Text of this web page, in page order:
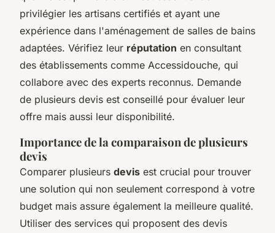
privilégier les artisans certifiés et ayant une
expérience dans l'aménagement de salles de bains
adaptées. Vérifiez leur réputation en consultant
des établissements comme Accessidouche, qui
collabore avec des experts reconnus. Demande
de plusieurs devis est conseillé pour évaluer leur
offre mais aussi leur disponibilité.
Importance de la comparaison de plusieurs
devis
Comparer plusieurs devis est crucial pour trouver
une solution qui non seulement correspond à votre
budget mais assure également la meilleure qualité.
Utiliser des services qui proposent des devis